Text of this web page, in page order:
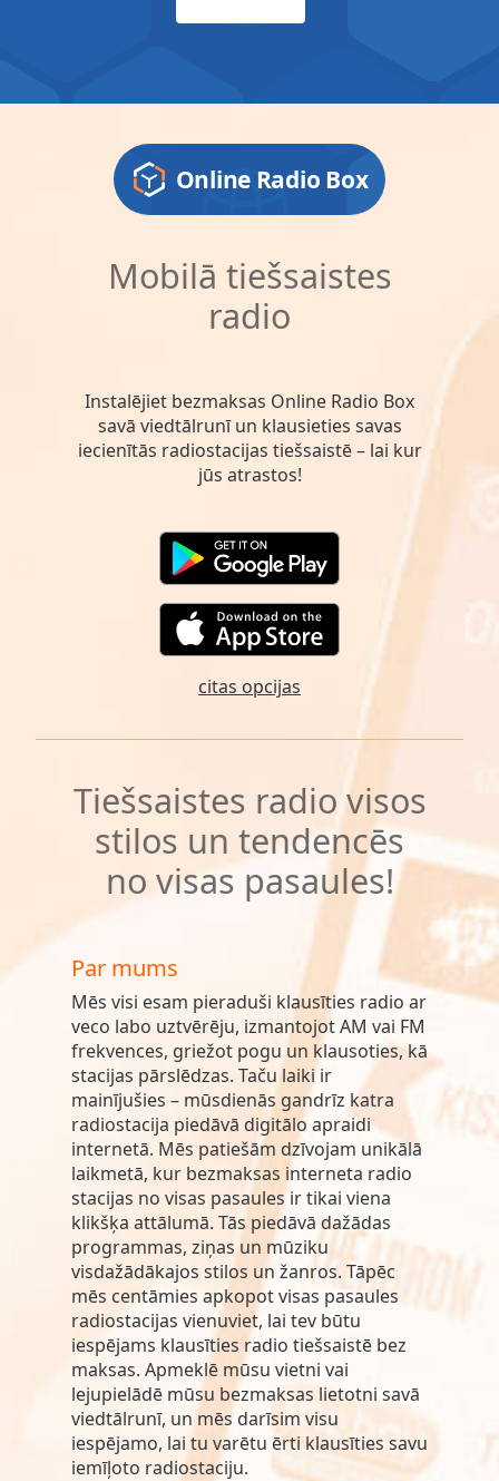
Online Radio Box
Mobilā tiešsaistes
radio
Instalējiet bezmaksas Online Radio Box
savā viedtālrunī un klausieties savas
iecienītās radiostacijas tiešsaistē – lai kur
jūs atrastos!
citas opcijas
Tiešsaistes radio visos
stilos un tendencēs
no visas pasaules!
Par mums
Mēs visi esam pieraduši klausīties radio ar
veco labo uztvērēju, izmantojot AM vai FM
frekvences, griežot pogu un klausoties, kā
stacijas pārslēdzas. Taču laiki ir
mainījušies – mūsdienās gandrīz katra
radiostacija piedāvā digitālo apraidi
internetā. Mēs patiešām dzīvojam unikālā
laikmetā, kur bezmaksas interneta radio
stacijas no visas pasaules ir tikai viena
klikšķa attālumā. Tās piedāvā dažādas
programmas, ziņas un mūziku
visdažādākajos stilos un žanros. Tāpēc
mēs centāmies apkopot visas pasaules
radiostacijas vienuviet, lai tev būtu
iespējams klausīties radio tiešsaistē bez
maksas. Apmeklē mūsu vietni vai
lejupielādē mūsu bezmaksas lietotni savā
viedtālrunī, un mēs darīsim visu
iespējamo, lai tu varētu ērti klausīties savu
iemīļoto radiostaciju.